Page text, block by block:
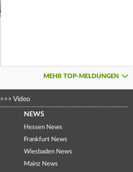
MEHR TOP-MELDUNGEN
>>> Video
NEWS
Hessen News
Frankfurt News
Wiesbaden News
Mainz News